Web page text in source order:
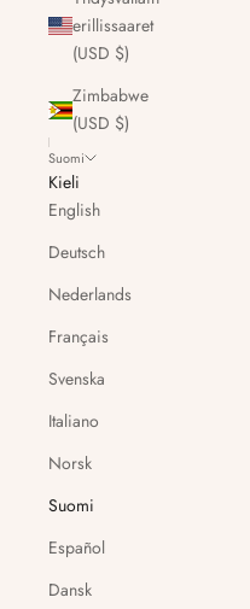
erillissaaret
(USD $)
Zimbabwe
(USD $)
Suomi
Kieli
English
Deutsch
Nederlands
Français
Svenska
Italiano
Norsk
Suomi
Español
Dansk